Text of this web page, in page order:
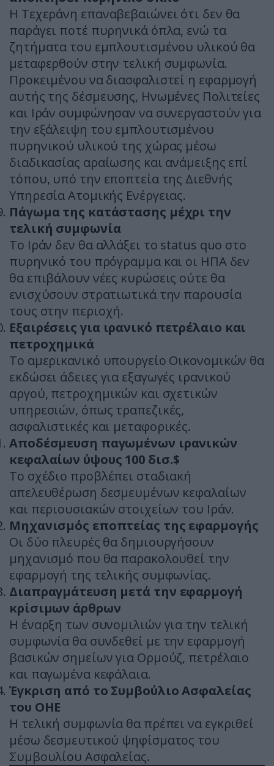
Η Τεχεράνη επαναβεβαιώνει ότι δεν θα
παράγει ποτέ πυρηνικά όπλα, ενώ τα
ζητήματα του εμπλουτισμένου υλικού θα
μεταφερθούν στην τελική συμφωνία.
Προκειμένου να διασφαλιστεί η εφαρμογή
αυτής της δέσμευσης, Ηνωμένες Πολιτείες
και Ιράν συμφώνησαν να συνεργαστούν για
την εξάλειψη του εμπλουτισμένου
πυρηνικού υλικού της χώρας μέσω
διαδικασίας αραίωσης και ανάμειξης επί
τόπου, υπό την εποπτεία της Διεθνής
Υπηρεσία Ατομικής Ενέργειας.
Πάγωμα της κατάστασης μέχρι την
τελική συμφωνία
Το Ιράν δεν θα αλλάξει το status quo στο
πυρηνικό του πρόγραμμα και οι ΗΠΑ δεν
θα επιβάλουν νέες κυρώσεις ούτε θα
ενισχύσουν στρατιωτικά την παρουσία
τους στην περιοχή.
Εξαιρέσεις για ιρανικό πετρέλαιο και
πετροχημικά
Το αμερικανικό υπουργείο Οικονομικών θα
εκδώσει άδειες για εξαγωγές ιρανικού
αργού, πετροχημικών και σχετικών
υπηρεσιών, όπως τραπεζικές,
ασφαλιστικές και μεταφορικές.
Αποδέσμευση παγωμένων ιρανικών
κεφαλαίων ύψους 100 δισ.$
Το σχέδιο προβλέπει σταδιακή
απελευθέρωση δεσμευμένων κεφαλαίων
και περιουσιακών στοιχείων του Ιράν.
Μηχανισμός εποπτείας της εφαρμογής
Οι δύο πλευρές θα δημιουργήσουν
μηχανισμό που θα παρακολουθεί την
εφαρμογή της τελικής συμφωνίας.
Διαπραγμάτευση μετά την εφαρμογή
κρίσιμων άρθρων
Η έναρξη των συνομιλιών για την τελική
συμφωνία θα συνδεθεί με την εφαρμογή
βασικών σημείων για Ορμούζ, πετρέλαιο
και παγωμένα κεφάλαια.
Έγκριση από το Συμβούλιο Ασφαλείας
του ΟΗΕ
Η τελική συμφωνία θα πρέπει να εγκριθεί
μέσω δεσμευτικού ψηφίσματος του
Συμβουλίου Ασφαλείας.